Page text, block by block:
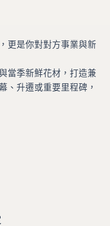
更是你對對方事業與新
當季新鮮花材，打造兼
、升遷或重要里程碑，